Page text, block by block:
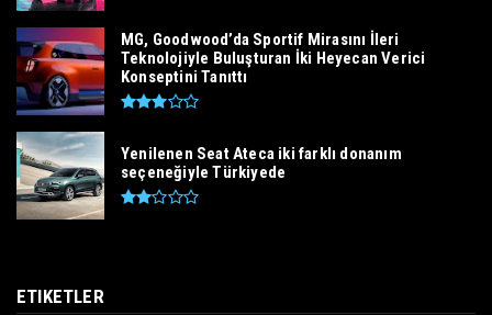
MG, Goodwood’da Sportif Mirasını İleri
Teknolojiyle Buluşturan İki Heyecan Verici
Konseptini Tanıttı
Yenilenen Seat Ateca iki farklı donanım
seçeneğiyle Türkiyede
ETIKETLER